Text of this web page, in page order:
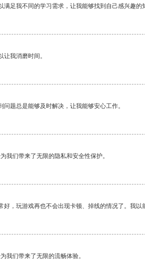
足我不同的学习需求，让我能够找到自己感兴趣的
我消磨时间。
题总是能够及时解决，让我能够安心工作。
我们带来了无限的隐私和安全性保护。
好，玩游戏再也不会出现卡顿、掉线的情况了。我
我们带来了无限的流畅体验。